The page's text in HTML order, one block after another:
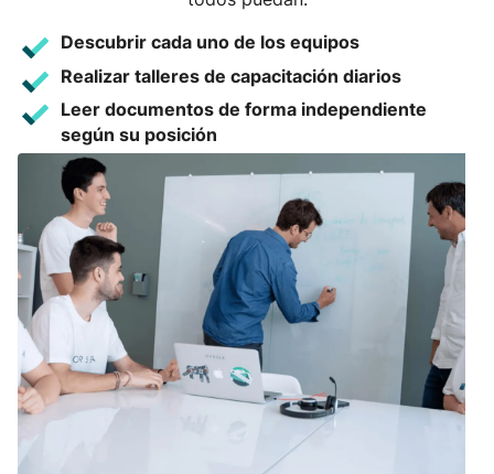
Descubrir cada uno de los equipos
Realizar talleres de capacitación diarios
Leer documentos de forma independiente
según su posición